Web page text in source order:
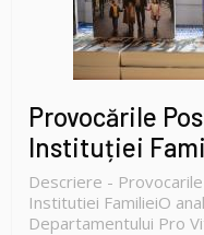
Provocările
Instituției
Descriere -
Institutiei FamilieiO
Departamentului Pro